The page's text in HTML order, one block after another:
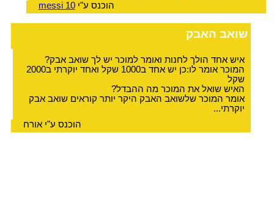
הוכנס ע"יmessi 10
שואב האבק
איש אחד הולך לחנות ואומר למוכר יש לך שואב אבק?
המוכר אומר לו:כן יש אחד ב1000 שקל ואחד יוקרתי ב2000
שקל
האיש שואל את המוכר מה ההבדל?
אומר המוכר שלשואב האבק היקר יותר קוראים שואב אבק
יוקרתי...
הוכנס ע"י אורח